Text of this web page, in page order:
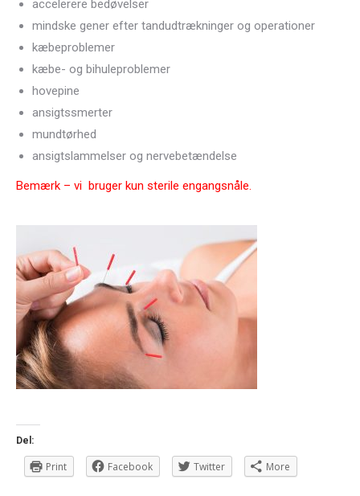
accelerere bedøvelser
mindske gener efter tandudtrækninger og operationer
kæbeproblemer
kæbe- og bihuleproblemer
hovepine
ansigtssmerter
mundtørhed
ansigtslammelser og nervebetændelse
Bemærk – vi bruger kun sterile engangsnåle.
Del:
Print Facebook Twitter More